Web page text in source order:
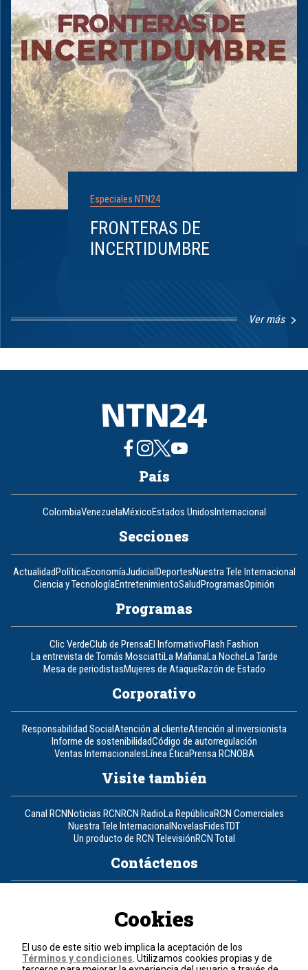
Especiales NTN24
FRONTERAS DE
INCERTIDUMBRE
Ver más
8
País
ColombiaVenezuelaMéxicoEstados UnidosInternacional
Secciones
ActualidadPolíticaEconomíaJudicialDeportesNuestra Tele Internacional
Ciencia y TecnologíaEntretenimientoSaludProgramasOpinión
Programas
Clic VerdeClub de PrensaEl InformativoFlash Fashion
La entrevista de Tomás MosciattiLa MañanaLa NocheLa Tarde
Mesa de periodistasMujeres de AtaqueRazón de Estado
Corporativo
Responsabilidad SocialAtención al clienteAtención al inversionista
Informe de sostenibilidadCódigo de autorregulación
Ventas InternacionalesLínea ÉticaPrensa RCNOBA
Visite también
Canal RCNNoticias RCNRCN RadioLa RepúblicaRCN Comerciales
Nuestra Tele InternacionalNovelasFidesTDT
Un producto de RCN TelevisiónRCN Total
Contáctenos
Política de cookies
Términos y condiciones
Cookies
El uso de este sitio web implica la aceptación de los
Términos y condiciones . Utilizamos cookies propias y de